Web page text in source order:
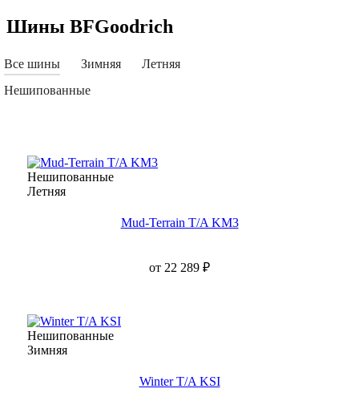
Шины BFGoodrich
Все шины Зимняя
Летняя
Нешипованные
Нешипованные
Летняя
Mud-Terrain T/A KM3
от 22 289 ₽
Нешипованные
Зимняя
Winter T/A KSI